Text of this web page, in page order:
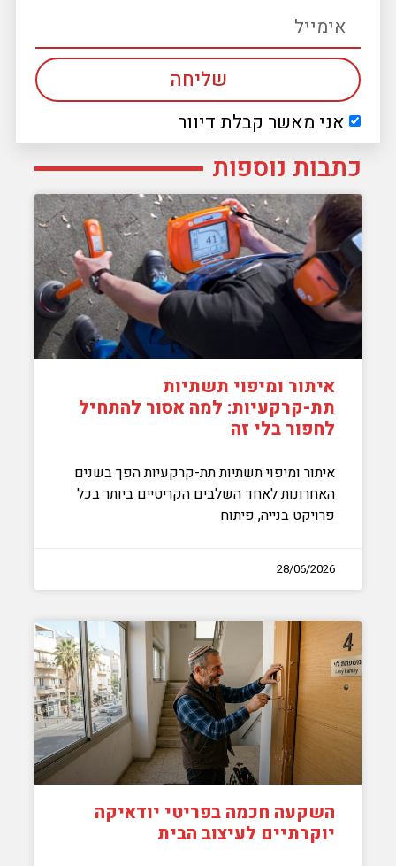
אני מאשר קבלת דיוור
שליחה
כתבות נוספות
איתור ומיפוי תשתיות
תת-קרקעיות: למה אסור להתחיל
לחפור בלי זה
איתור ומיפוי תשתיות תת-קרקעיות הפך בשנים
האחרונות לאחד השלבים הקריטיים ביותר בכל
פרויקט בנייה, פיתוח
28/06/2026
השקעה חכמה בפריטי יודאיקה
יוקרתיים לעיצוב הבית